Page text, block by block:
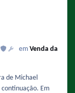
emVenda da
de Michael
continuação. Em